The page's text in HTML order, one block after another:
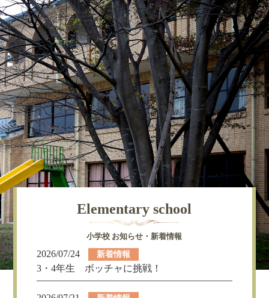
Elementary school
小学校 お知らせ・新着情報
2026/07/24 新着情報
3・4年生 ボッチャに挑戦！